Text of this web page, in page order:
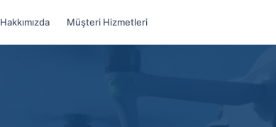
Hakkımızda Müşteri Hizmetleri